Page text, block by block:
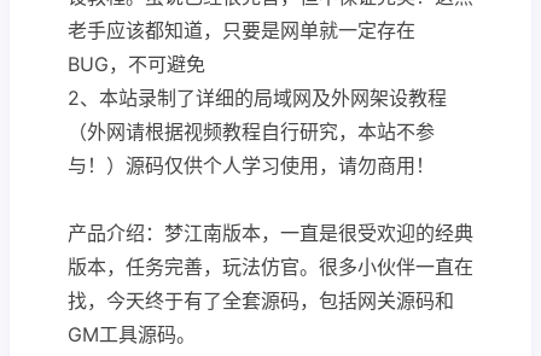
老手应该都知道，只要是网单就一定存在
BUG，不可避免
2、本站录制了详细的局域网及外网架设教程
（外网请根据视频教程自行研究，本站不参
与！）源码仅供个人学习使用，请勿商用！
产品介绍：梦江南版本，一直是很受欢迎的经典
版本，任务完善，玩法仿官。很多小伙伴一直在
找，今天终于有了全套源码，包括网关源码和
GM工具源码。